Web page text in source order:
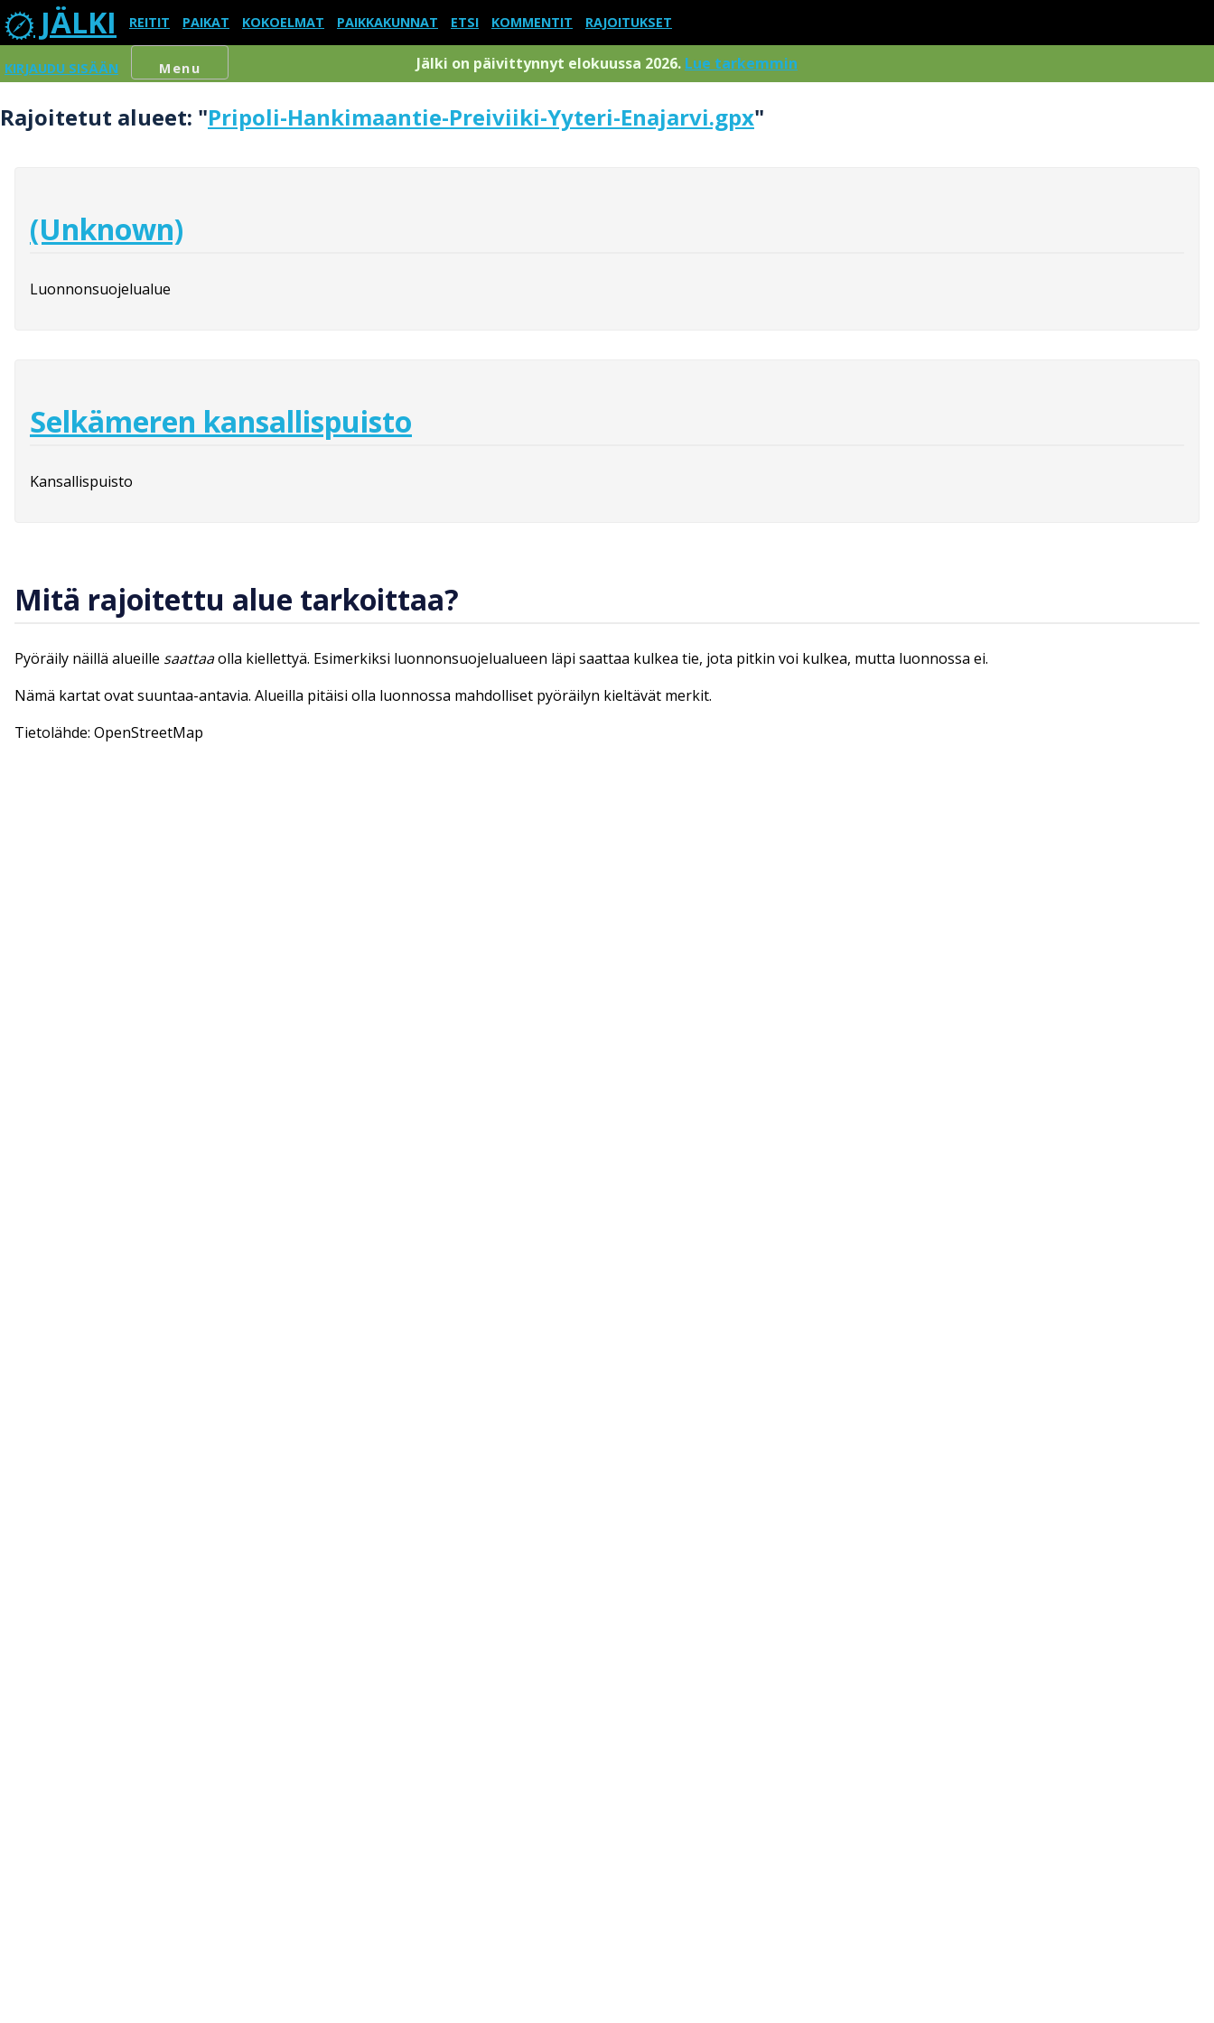
JÄLKI REITIT PAIKAT KOKOELMAT PAIKKAKUNNAT ETSI KOMMENTIT RAJOITUKSET
KIRJAUDU SISÄÄN Menu Jälki on päivittynnyt elokuussa 2026. Lue tarkemmin
Rajoitetut alueet: "Pripoli-Hankimaantie-Preiviiki-Yyteri-Enajarvi.gpx"
(Unknown)
Luonnonsuojelualue
Selkämeren kansallispuisto
Kansallispuisto
Mitä rajoitettu alue tarkoittaa?
Pyöräily näillä alueille saattaaolla kiellettyä. Esimerkiksi luonnonsuojelualueen läpi saattaa kulkea tie, jota pitkin voi kulkea, mutta luonnossa ei.
Nämä kartat ovat suuntaa-antavia. Alueilla pitäisi olla luonnossa mahdolliset pyöräilyn kieltävät merkit.
Tietolähde: OpenStreetMap